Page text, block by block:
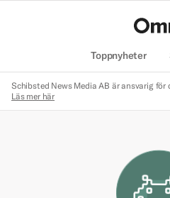
Toppnyheter
Schibsted News Media AB är ansvarig
Läs mer här